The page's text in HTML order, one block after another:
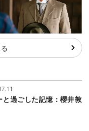
と過ごした記憶：櫻井敦